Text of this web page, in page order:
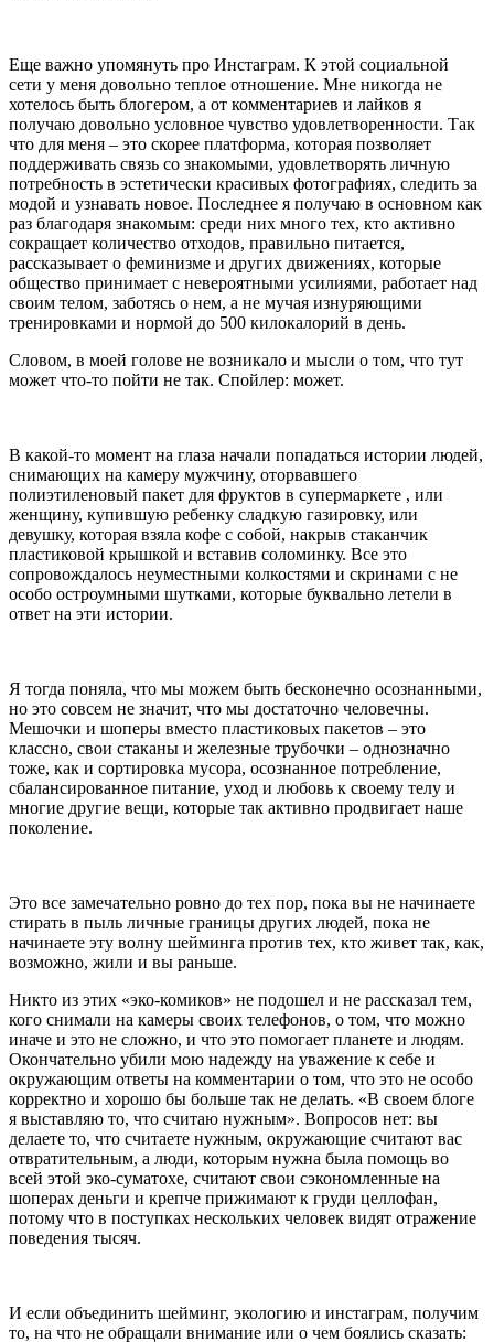
Еще важно упомянуть про Инстаграм. К этой социальной
сети у меня довольно теплое отношение. Мне никогда не
хотелось быть блогером, а от комментариев и лайков я
получаю довольно условное чувство удовлетворенности. Так
что для меня – это скорее платформа, которая позволяет
поддерживать связь со знакомыми, удовлетворять личную
потребность в эстетически красивых фотографиях, следить за
модой и узнавать новое. Последнее я получаю в основном как
раз благодаря знакомым: среди них много тех, кто активно
сокращает количество отходов, правильно питается,
рассказывает о феминизме и других движениях, которые
общество принимает с невероятными усилиями, работает над
своим телом, заботясь о нем, а не мучая изнуряющими
тренировками и нормой до 500 килокалорий в день.
Словом, в моей голове не возникало и мысли о том, что тут
может что-то пойти не так. Спойлер: может.
В какой-то момент на глаза начали попадаться истории людей,
снимающих на камеру мужчину, оторвавшего
полиэтиленовый пакет для фруктов в супермаркете , или
женщину, купившую ребенку сладкую газировку, или
девушку, которая взяла кофе с собой, накрыв стаканчик
пластиковой крышкой и вставив соломинку. Все это
сопровождалось неуместными колкостями и скринами с не
особо остроумными шутками, которые буквально летели в
ответ на эти истории.
Я тогда поняла, что мы можем быть бесконечно осознанными,
но это совсем не значит, что мы достаточно человечны.
Мешочки и шоперы вместо пластиковых пакетов – это
классно, свои стаканы и железные трубочки – однозначно
тоже, как и сортировка мусора, осознанное потребление,
сбалансированное питание, уход и любовь к своему телу и
многие другие вещи, которые так активно продвигает наше
поколение.
Это все замечательно ровно до тех пор, пока вы не начинаете
стирать в пыль личные границы других людей, пока не
начинаете эту волну шейминга против тех, кто живет так, как,
возможно, жили и вы раньше.
Никто из этих «эко-комиков» не подошел и не рассказал тем,
кого снимали на камеры своих телефонов, о том, что можно
иначе и это не сложно, и что это помогает планете и людям.
Окончательно убили мою надежду на уважение к себе и
окружающим ответы на комментарии о том, что это не особо
корректно и хорошо бы больше так не делать. «В своем блоге
я выставляю то, что считаю нужным». Вопросов нет: вы
делаете то, что считаете нужным, окружающие считают вас
отвратительным, а люди, которым нужна была помощь во
всей этой эко-суматохе, считают свои сэкономленные на
шоперах деньги и крепче прижимают к груди целлофан,
потому что в поступках нескольких человек видят отражение
поведения тысяч.
И если объединить шейминг, экологию и инстаграм, получим
то, на что не обращали внимание или о чем боялись сказать: